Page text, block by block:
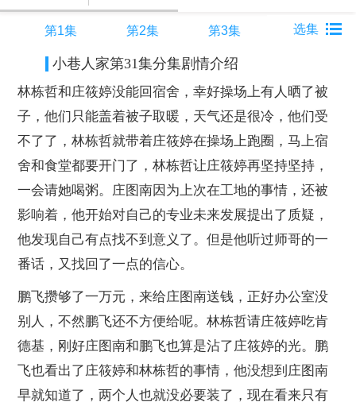
第1集 第2集 第3集
小巷人家第31集分集剧情介绍
林栋哲和庄筱婷没能回宿舍，幸好操场上有人晒了被
子，他们只能盖着被子取暖，天气还是很冷，他们受
不了了，林栋哲就带着庄筱婷在操场上跑圈，马上宿
舍和食堂都要开门了，林栋哲让庄筱婷再坚持坚持，
一会请她喝粥。庄图南因为上次在工地的事情，还被
影响着，他开始对自己的专业未来发展提出了质疑，
他发现自己有点找不到意义了。但是他听过师哥的一
番话，又找回了一点的信心。
鹏飞攒够了一万元，来给庄图南送钱，正好办公室没
别人，不然鹏飞还不方便给呢。林栋哲请庄筱婷吃肯
德基，刚好庄图南和鹏飞也算是沾了庄筱婷的光。鹏
飞也看出了庄筱婷和林栋哲的事情，他没想到庄图南
早就知道了，两个人也就没必要装了，现在看来只有